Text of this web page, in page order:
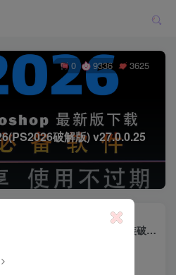
破解版) v27.0.0.25
0 9336 3625
Adobe Photoshop 2026(PS2026破解版) v27.0.0.25 直装破解版